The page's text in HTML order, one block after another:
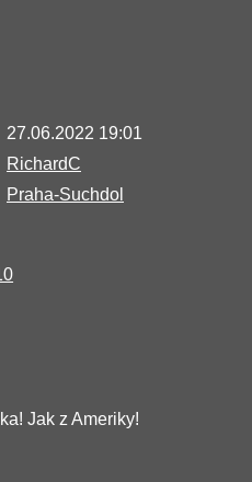
27.06.2022 19:01
RichardC
Praha-Suchdol
Jak z Ameriky!